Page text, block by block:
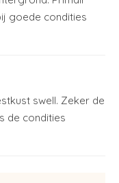
goede condities
swell. Zeker de
de condities